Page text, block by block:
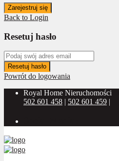
Zarejestruj się
Back to Login
Resetuj hasło
Resetuj hasło
Powrót do logowania
Royal Home Nieruchomości
502 601 458 | 502 601 459 |